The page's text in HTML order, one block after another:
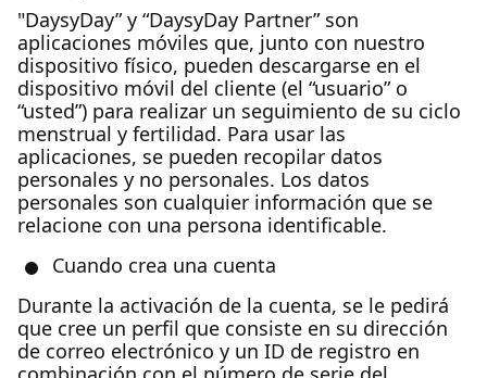
"DaysyDay” y “DaysyDay Partner” son
aplicaciones móviles que, junto con nuestro
dispositivo físico, pueden descargarse en el
dispositivo móvil del cliente (el “usuario” o
“usted”) para realizar un seguimiento de su ciclo
menstrual y fertilidad. Para usar las
aplicaciones, se pueden recopilar datos
personales y no personales. Los datos
personales son cualquier información que se
relacione con una persona identificable.
Cuando crea una cuenta
Durante la activación de la cuenta, se le pedirá
que cree un perfil que consiste en su dirección
de correo electrónico y un ID de registro en